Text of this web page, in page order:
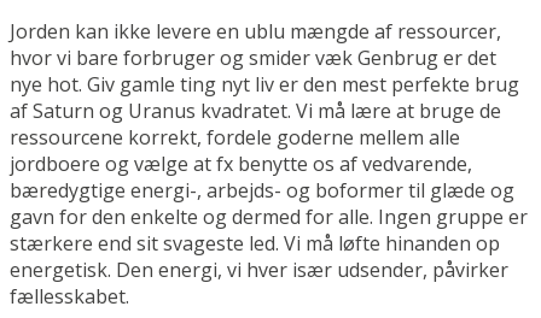
Jorden kan ikke levere en ublu mængde af ressourcer,
hvor vi bare forbruger og smider væk Genbrug er det
nye hot. Giv gamle ting nyt liv er den mest perfekte brug
af Saturn og Uranus kvadratet. Vi må lære at bruge de
ressourcene korrekt, fordele goderne mellem alle
jordboere og vælge at fx benytte os af vedvarende,
bæredygtige energi-, arbejds- og boformer til glæde og
gavn for den enkelte og dermed for alle. Ingen gruppe er
stærkere end sit svageste led. Vi må løfte hinanden op
energetisk. Den energi, vi hver især udsender, påvirker
fællesskabet.